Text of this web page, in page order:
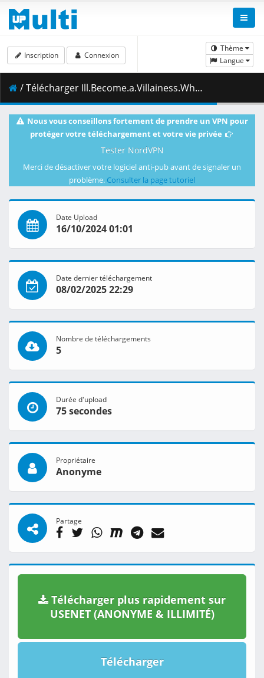
Thème
Langue
Inscription Connexion
/ Télécharger Ill.Become.a.Villainess.Who.Goes.Down.in.History.S01E01.The.Villainess.and.Working.Out.1080p.AMZN.WEB-DL.DUAL.DDP2.0.H.264.MSubs-ToonsHub.mkv.002 ( 289.78 MB )
Nous vous conseillons fortement de prendre un VPN pour
protéger votre téléchargement et votre vie privée
Tester NordVPN
Merci de désactiver votre logiciel anti-pub avant de signaler un
problème. Consulter la page tutoriel
Date Upload
16/10/2024 01:01
Date dernier téléchargement
08/02/2025 22:29
Nombre de téléchargements
5
Durée d'upload
75 secondes
Propriétaire
Anonyme
Partage
Télécharger plus rapidement sur
USENET (ANONYME & ILLIMITÉ)
Télécharger